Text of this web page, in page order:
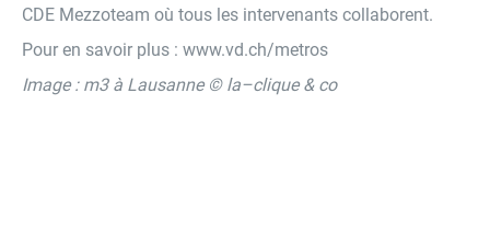
CDE Mezzoteam où tous les intervenants collaborent.
Pour en savoir plus : www.vd.ch/metros
Image : m3 à Lausanne © la–clique & co